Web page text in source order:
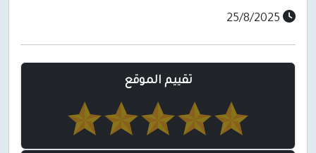
تقييم الموقع